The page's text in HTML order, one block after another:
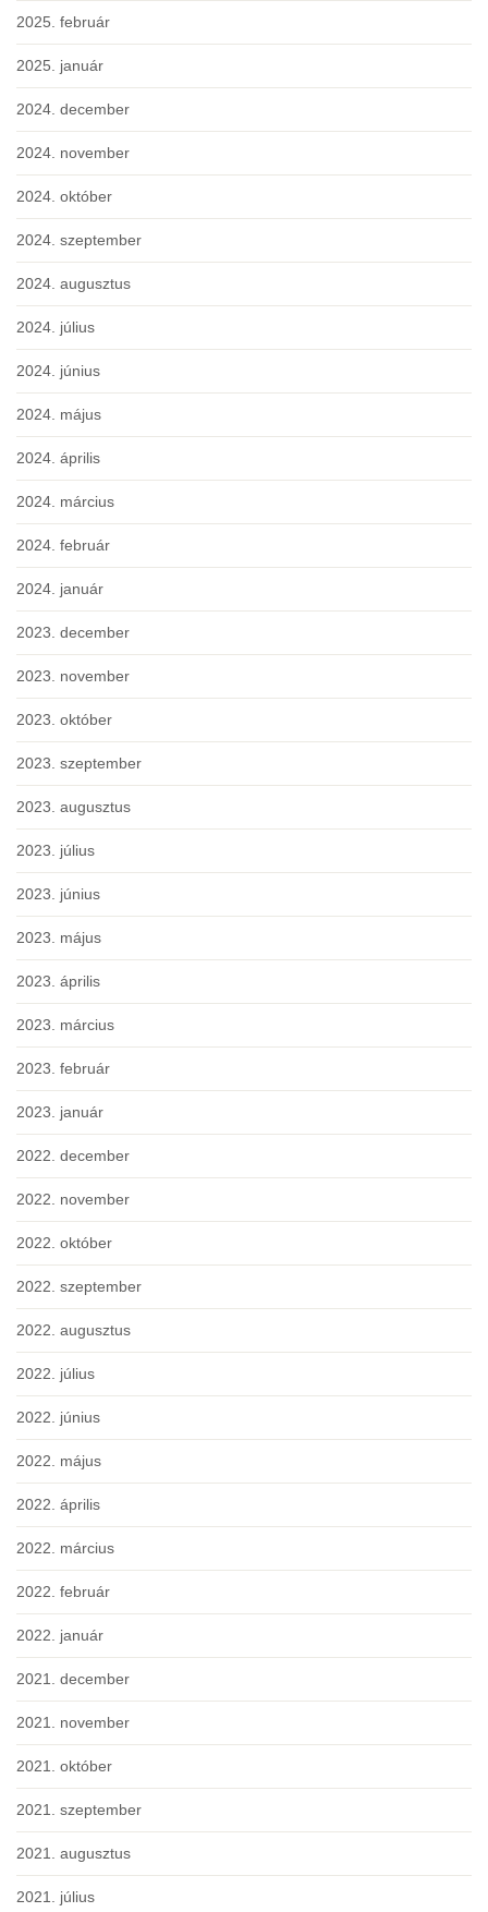
2025. február
2025. január
2024. december
2024. november
2024. október
2024. szeptember
2024. augusztus
2024. július
2024. június
2024. május
2024. április
2024. március
2024. február
2024. január
2023. december
2023. november
2023. október
2023. szeptember
2023. augusztus
2023. július
2023. június
2023. május
2023. április
2023. március
2023. február
2023. január
2022. december
2022. november
2022. október
2022. szeptember
2022. augusztus
2022. július
2022. június
2022. május
2022. április
2022. március
2022. február
2022. január
2021. december
2021. november
2021. október
2021. szeptember
2021. augusztus
2021. július